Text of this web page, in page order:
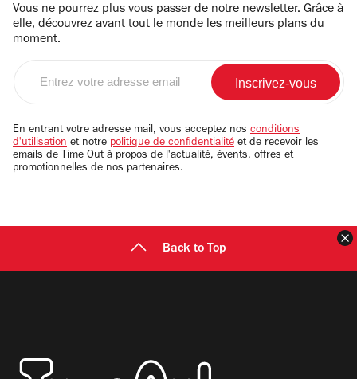
Vous ne pourrez plus vous passer de notre newsletter. Grâce à
elle, découvrez avant tout le monde les meilleurs plans du
moment.
email
En entrant votre adresse mail, vous acceptez nos conditions
d'utilisation et notre politique de confidentialité et de recevoir les
emails de Time Out à propos de l'actualité, évents, offres et
promotionnelles de nos partenaires.
Back to Top